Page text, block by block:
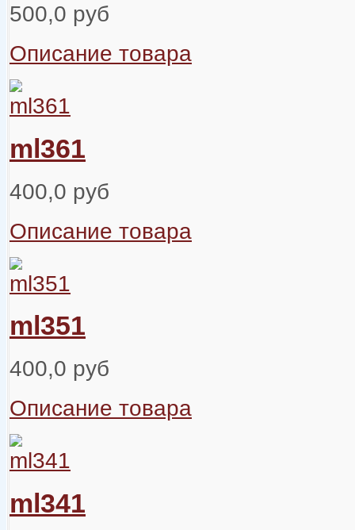
500,0 руб
Описание товара
ml361
400,0 руб
Описание товара
ml351
400,0 руб
Описание товара
ml341